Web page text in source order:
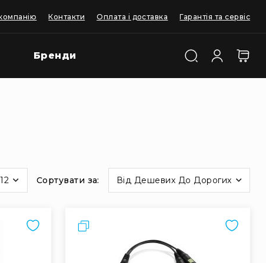
Контакти Оплата і доставка Гарантія та сервіс
Бренди
12 Сортувати за Від Дешевих До Дорогих
Порівняти